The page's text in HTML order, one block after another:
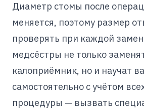
Диаметр стомы после
меняется, поэтому размер
проверять при каждой
медсёстры не только
калоприёмник, но и научат
самостоятельно с учётом
процедуры — вызвать